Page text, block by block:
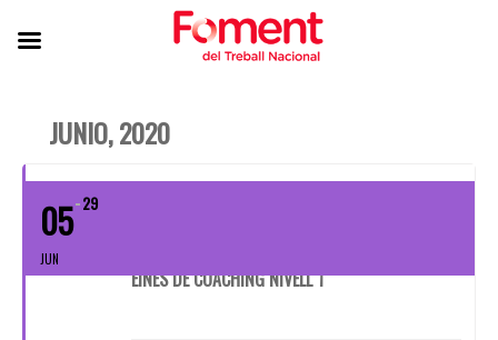
JUNIO, 2020
05
JUN
29
EINES DE COACHING NIVELL 1